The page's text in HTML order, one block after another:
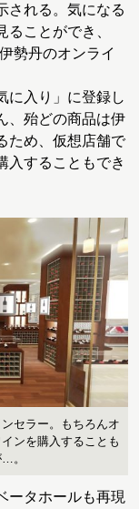
される。気になる
ことができ、
勢丹のオンライ
に入り」に登録し
、殆どの商品は伊
ため、仮想店舗で
入することもでき
セラー。もちろんオ
ンを購入することも
。
ータホールも再現